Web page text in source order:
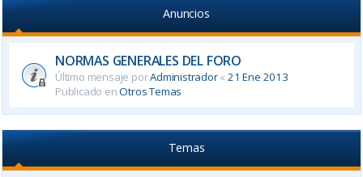
Anuncios
NORMAS GENERALES DEL FORO
Último mensaje porAdministrador«21 Ene 2013
Publicado enOtros Temas
Temas